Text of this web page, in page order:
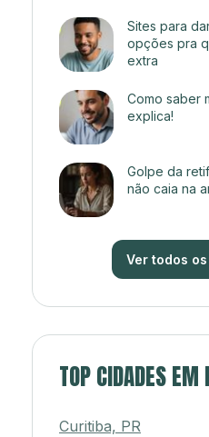
Sites para
opções pra
extra
Como saber
explica!
Golpe da
não caia na
Ver todos
TOP CIDADES EM
Curitiba, PR